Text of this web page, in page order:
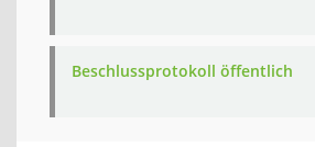
Beschlussprotokoll öffentlich